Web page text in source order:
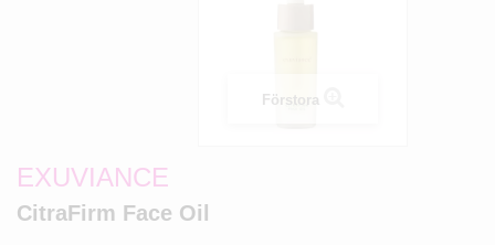
Förstora
EXUVIANCE
CitraFirm Face Oil